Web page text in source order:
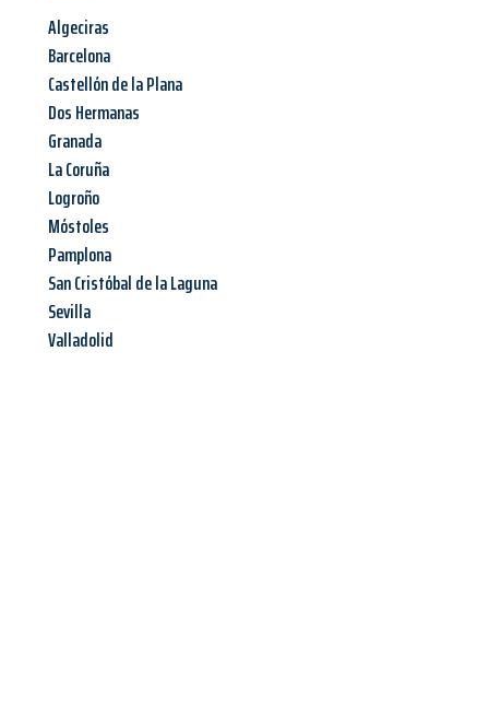
Algeciras
Barcelona
Castellón de la Plana
Dos Hermanas
Granada
La Coruña
Logroño
Móstoles
Pamplona
San Cristóbal de la Laguna
Sevilla
Valladolid